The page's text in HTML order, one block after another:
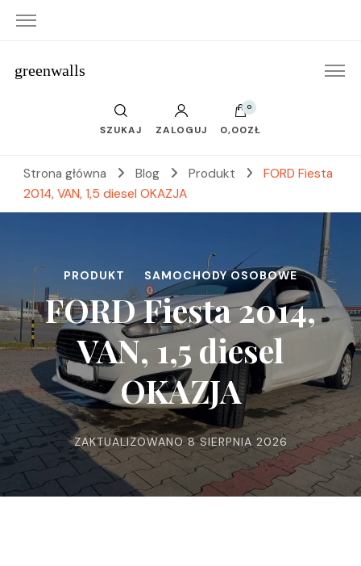
greenwalls
SZUKAJ ZALOGUJ
0
0,00ZŁ
Strona główna Blog Produkt
FORD Fiesta
2014, VAN, 1,5 diesel OKAZJA
PRODUKT SAMOCHODY OSOBOWE
FORD Fiesta 2014,
VAN, 1,5 diesel
OKAZJA
ZAKTUALIZOWANO8 SIERPNIA 2026